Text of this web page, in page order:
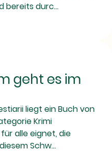
bereits durc...
geht es im
liegt ein Buch von
Krimi
alle eignet, die
Schw...